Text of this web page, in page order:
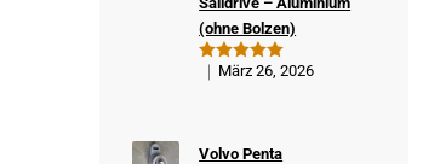
Bewertet
(ohne Bolzen)
März 26, 2026
Volvo Penta